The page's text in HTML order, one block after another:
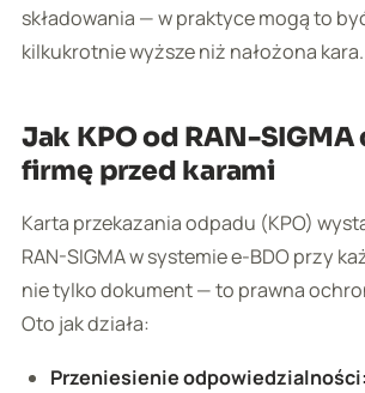
składowania — w praktyce mogą to
kilkukrotnie wyższe niż nałożona kara.
Jak KPO od RAN-SIGMA
firmę przed karami
Karta przekazania odpadu (KPO)
RAN-SIGMA w systemie e-BDO przy
nie tylko dokument — to prawna
Oto jak działa:
Przeniesienie odpowiedzialności: